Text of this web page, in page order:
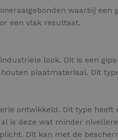
waarbij
een vlak resultaat.
look. Dit is een
plaatmateriaal. Dit
ontwikkeld. Dit type
is deze wat minder
Dit kan met de